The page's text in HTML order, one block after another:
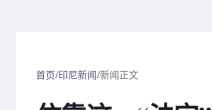
首页/印尼新闻/新闻正文